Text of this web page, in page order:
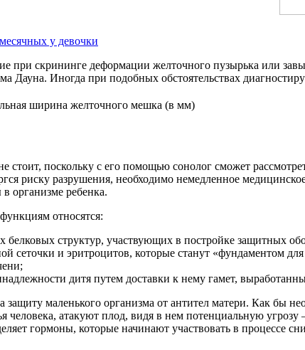
у девочки
при скрининге деформации желточного пузырька или
Дауна. Иногда при подобных обстоятельствах
ширина желточного мешка (в мм)
стоит, поскольку с его помощью сонолог сможет
риску разрушения, необходимо немедленное
организме ребенка.
относятся:
белковых структур, участвующих в постройке защитных
сеточки и эритроцитов, которые станут «фундаментом
дитя путем доставки к нему гамет,
защиту маленького организма от антител матери. Как бы
человека, атакуют плод, видя в нем потенциальную
гормоны, которые начинают участвовать в процессе